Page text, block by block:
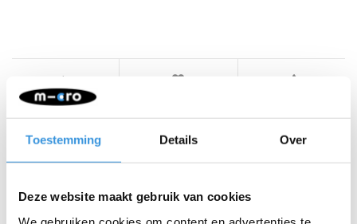
Toestemming Details Over
Deze website maakt gebruik van cookies
Iets extra's erbij?